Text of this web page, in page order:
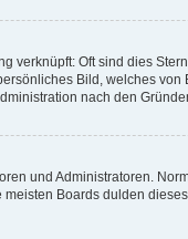
verknüpft: Oft sind dies
Bild, welches
nach den
und Administratoren.
Boards dulden